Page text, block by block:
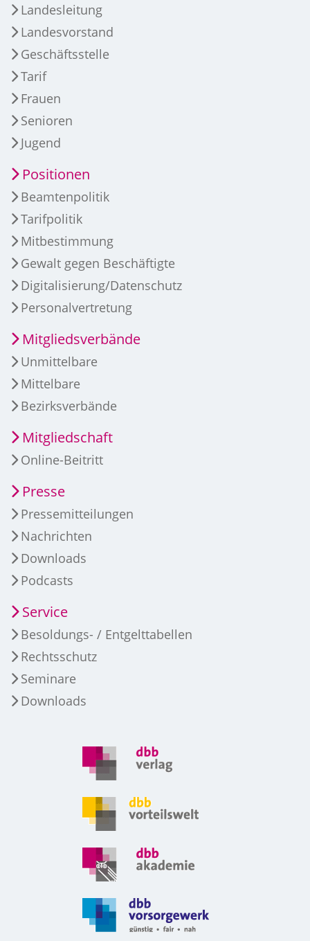
Landesleitung
Landesvorstand
Geschäftsstelle
Tarif
Frauen
Senioren
Jugend
Positionen
Beamtenpolitik
Tarifpolitik
Mitbestimmung
Gewalt gegen Beschäftigte
Digitalisierung/Datenschutz
Personalvertretung
Mitgliedsverbände
Unmittelbare
Mittelbare
Bezirksverbände
Mitgliedschaft
Online-Beitritt
Presse
Pressemitteilungen
Nachrichten
Downloads
Podcasts
Service
Besoldungs- / Entgelttabellen
Rechtsschutz
Seminare
Downloads